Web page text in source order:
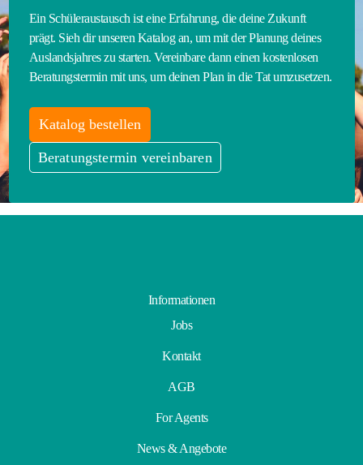
Ein Schüleraustausch ist eine Erfahrung, die deine Zukunft
prägt. Sieh dir unseren Katalog an, um mit der Planung deines
Auslandsjahres zu starten. Vereinbare dann einen kostenlosen
Beratungstermin mit uns, um deinen Plan in die Tat umzusetzen.
Katalog bestellen
Beratungstermin vereinbaren
Informationen
Jobs
Kontakt
AGB
For Agents
News & Angebote